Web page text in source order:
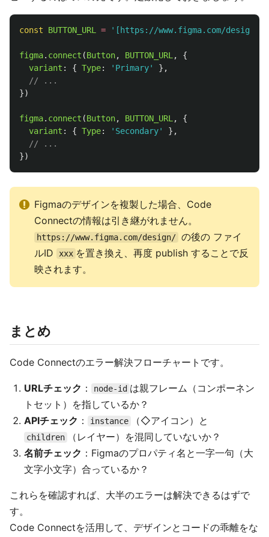
const BUTTON_URL = ' [https://www.figma.com/design/
figma. connect (Button, BUTTON_URL ,
{
variant : { Type: ' Primary'
},
// ...
})
figma. connect (Button, BUTTON_URL ,
{
variant : { Type: ' Secondary'
},
// ...
})
Figmaのデザインを複製した場合、Code
Connectの情報は引き継がれません。
https://www.figma.com/design/ の後の ファイ
ルID
xxx を置き換え、再度 publish することで反
映されます。
まとめ
Code Connectのエラー解決フローチャートです。
URLチェック ： node-id は親フレーム（コンポーネン
トセット）を指しているか？
APIチェック ： instance （◇アイコン）と
children
（レイヤー）を混同していないか？
名前チェック ：Figmaのプロパティ名と一字一句（大
文字小文字）合っているか？
これらを確認すれば、大半のエラーは解決できるはずで
す。
Code Connectを活用して、デザインとコードの乖離をな